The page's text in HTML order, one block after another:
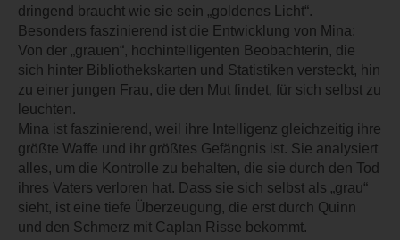
dringend braucht wie sie sein „goldenes Licht“.
Besonders faszinierend ist die Entwicklung von Mina:
Von der „grauen“, hochintelligenten Beobachterin, die
sich hinter Bibliothekskarten und Statistiken versteckt, hin
zu einer jungen Frau, die den Mut findet, für sich selbst zu
leuchten.
Mina ist faszinierend, weil ihre Intelligenz gleichzeitig ihre
größte Waffe und ihr größtes Gefängnis ist. Sie analysiert
alles, um die Kontrolle zu behalten, die sie durch den Tod
ihres Vaters verloren hat. Dass sie sich selbst als „grau“
sieht, ist eine tiefe Überzeugung, die erst durch Quinn
und den Schmerz mit Caplan Risse bekommt.